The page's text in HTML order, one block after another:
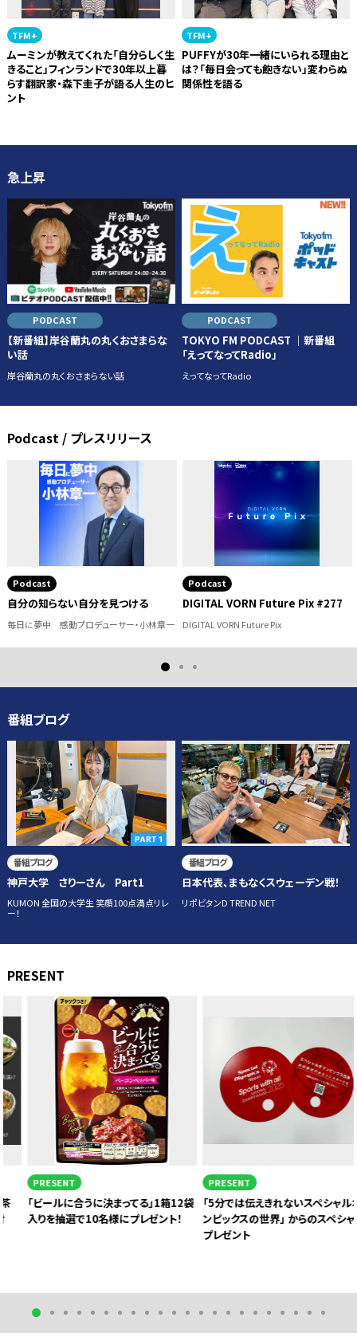
TFM+
ムーミンが教えてくれた「自分らしく生
きること」フィンランドで30年以上暮
らす翻訳家・森下圭子が語る人生のヒ
ント
TFM+
PUFFYが30年一緒にいられる理由と
は？「毎日会っても飽きない」変わらぬ
関係性を語る
急上昇
PODCAST
【新番組】岸谷蘭丸の丸くおさまらな
い話
岸谷蘭丸の丸くおさまらない話
PODCAST
TOKYO FM PODCAST ｜新番組
「えってなってRadio」
えってなってRadio
Podcast / プレスリリース
Podcast
DIGITAL VORN Future Pix #277
DIGITAL VORN Future Pix
Podcast
第279話「小さな隠れ家」
一建設 presents おうちのはなし
1 2 3
番組ブログ
番組ブログ
神戸大学 さりーさん Part1
KUMON 全国の大学生 笑顔100点満点リレ
ー！
番組ブログ
日本代表、まもなくスウェーデン戦！
リポビタンD TREND NET
PRESENT
PRESENT
「ビールに合うに決まってる」1箱12袋
入りを抽選で10名様にプレゼント！
PRESENT
「5分では伝えきれないスペシャルオリ
ンピックスの世界」 からのスペシャル
プレゼント
1 10 11 12 13 14 15 16 17 18 19 20 21